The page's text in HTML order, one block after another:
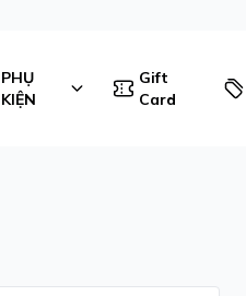
PHỤ
KIỆN
Gift
Card